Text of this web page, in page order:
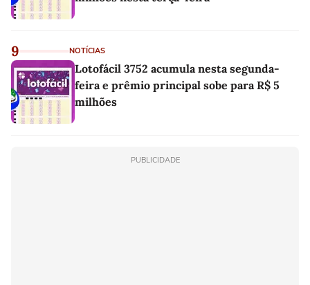
9 NOTÍCIAS
Lotofácil 3752 acumula nesta segunda-
feira e prêmio principal sobe para R$ 5
milhões
PUBLICIDADE